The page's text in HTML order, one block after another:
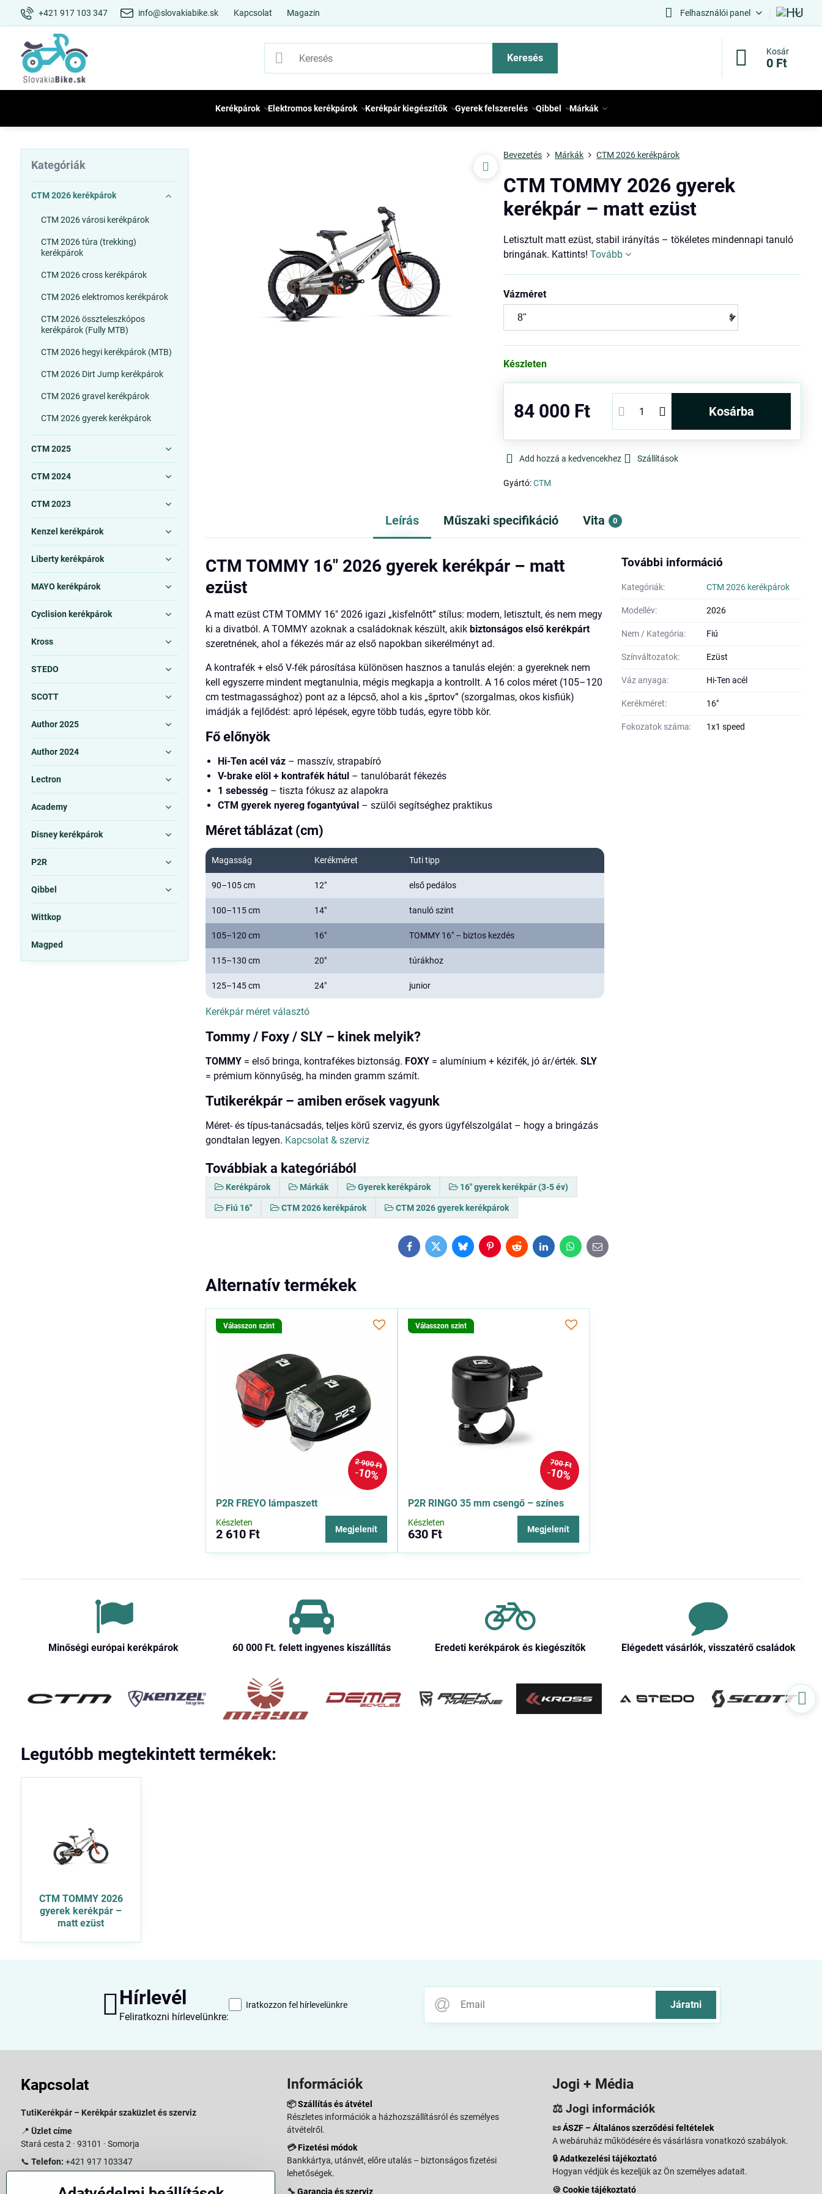
+421 917 103 347 info@slovakiabike.sk Kapcsolat Magazin Felhasználói panel
Keresés
Kosár
0 Ft
Kerékpárok Elektromos kerékpárok Kerékpár kiegészítők Gyerek felszerelés Qibbel Márkák
Bevezetés Márkák CTM 2026 kerékpárok
CTM TOMMY 2026 gyerek
kerékpár – matt ezüst
Letisztult matt ezüst, stabil irányítás – tökéletes mindennapi tanuló
bringának. Kattints!Tovább
Vázméret
Készleten
84 000 Ft kosárba
Add hozzá a kedvencekhez Szállítások
Gyártó:CTM
Leírás Műszaki specifikáció Vita 0
CTM TOMMY 16" 2026 gyerek kerékpár – matt
ezüst
A matt ezüst CTM TOMMY 16" 2026 igazi „kisfelnőtt” stílus: modern, letisztult, és nem megy
ki a divatból. A TOMMY azoknak a családoknak készült, akikbiztonságos első kerékpárt
szeretnének, ahol a fékezés már az első napokban sikerélményt ad.
A kontrafék + első V-fék párosítása különösen hasznos a tanulás elején: a gyereknek nem
kell egyszerre mindent megtanulnia, mégis megkapja a kontrollt. A 16 colos méret (105–120
cm testmagassághoz) pont az a lépcső, ahol a kis „šprtov” (szorgalmas, okos kisfiúk)
imádják a fejlődést: apró lépések, egyre több tudás, egyre több kör.
Fő előnyök
Hi-Ten acél váz – masszív, strapabíró
V-brake elöl + kontrafék hátul – tanulóbarát fékezés
1 sebesség – tiszta fókusz az alapokra
CTM gyerek nyereg fogantyúval – szülői segítséghez praktikus
Méret táblázat (cm)
Magasság Kerékméret Tuti tipp
90–105 cm 12" első pedálos
100–115 cm 14" tanuló szint
105–120 cm 16" TOMMY 16" – biztos kezdés
115–130 cm 20" túrákhoz
125–145 cm 24" junior
Kerékpár méret választó
Tommy / Foxy / SLY – kinek melyik?
TOMMY = első bringa, kontrafékes biztonság. FOXY = alumínium + kézifék, jó ár/érték.SLY
= prémium könnyűség, ha minden gramm számít.
Tutikerékpár – amiben erősek vagyunk
Méret- és típus-tanácsadás, teljes körű szerviz, és gyors ügyfélszolgálat – hogy a bringázás
gondtalan legyen. Kapcsolat & szerviz
Továbbiak a kategóriából
Kerékpárok Márkák Gyerek kerékpárok 16" gyerek kerékpár (3-5 év)
Fiú 16" CTM 2026 kerékpárok CTM 2026 gyerek kerékpárok
További információ
Kategóriák: CTM 2026 kerékpárok
Modellév: 2026
Nem / Kategória: Fiú
Színváltozatok: Ezüst
Váz anyaga: Hi-Ten acél
Kerékméret: 16"
Fokozatok száma: 1x1 speed
FacebookTwitterBlueskyPinterestRedditLinkedInWhatsApp
E-
mail
Alternatív termékek
2 900 Ft
10%
Válasszon szint
P2R FREYO lámpaszett
Készleten
2 610 Ft Megjelenít
700 Ft
10%
Válasszon szint
P2R RINGO 35 mm csengő – színes
Készleten
630 Ft Megjelenít
Kategóriák
CTM 2026 kerékpárok
CTM 2026 városi kerékpárok
CTM 2026 túra (trekking)
kerékpárok
CTM 2026 cross kerékpárok
CTM 2026 elektromos kerékpárok
CTM 2026 összteleszkópos
kerékpárok (Fully MTB)
CTM 2026 hegyi kerékpárok (MTB)
CTM 2026 Dirt Jump kerékpárok
CTM 2026 gravel kerékpárok
CTM 2026 gyerek kerékpárok
CTM 2025
CTM 2024
CTM 2023
Kenzel kerékpárok
Liberty kerékpárok
MAYO kerékpárok
Cyclision kerékpárok
Kross
STEDO
SCOTT
Author 2025
Author 2024
Lectron
Academy
Disney kerékpárok
P2R
Qibbel
Wittkop
Magped
Minőségi európai kerékpárok 60 000 Ft​. felett ingyenes kiszállítás Eredeti kerékpárok és kiegészítők Elégedett vásárlók, visszatérő családok
Legutóbb megtekintett termékek:
CTM TOMMY 2026
gyerek kerékpár –
matt ezüst
Hírlevél
Feliratkozni hírlevelünkre:
Járatni
Iratkozzon fel hírlevelünkre
Kapcsolat
TutiKerékpár – Kerékpár szaküzlet és szerviz
📍 Üzlet címe
Stará cesta 2 · 93101 · Somorja
📞 Telefon: +421 917 103347
Információk
📦Szállítás és átvétel
Részletes információk a házhozszállításról és személyes
átvételről.
💳Fizetési módok
Bankkártya, utánvét, előre utalás – biztonságos fizetési
lehetőségek.
🔧 Garancia és szerviz
Jogi + Média
⚖️ Jogi információk
📜ÁSZF – Általános szerződési feltételek
A webáruház működésére és vásárlásra vonatkozó szabályok.
🔒Adatkezelési tájékoztató
Hogyan védjük és kezeljük az Ön személyes adatait.
🍪Cookie tájékoztató